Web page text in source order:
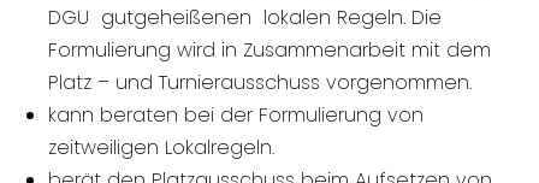
DGU gutgeheißenen lokalen Regeln. Die
Formulierung wird in Zusammenarbeit mit dem
Platz – und Turnierausschuss vorgenommen.
kann beraten bei der Formulierung von
zeitweiligen Lokalregeln.